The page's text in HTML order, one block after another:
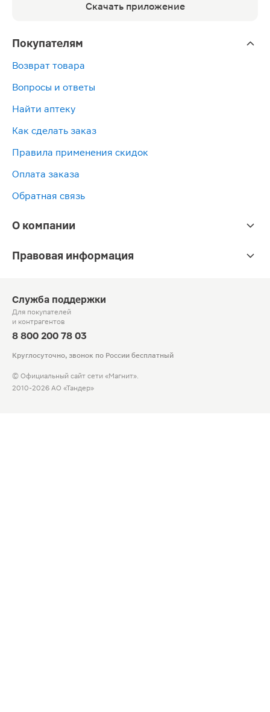
Скачать приложение
Покупателям
Возврат товара
Вопросы и ответы
Найти аптеку
Как сделать заказ
Правила применения скидок
Оплата заказа
Обратная связь
О компании
Правовая информация
Служба поддержки
Для покупателей
и контрагентов
8 800 200 78 03
Круглосуточно, звонок по России бесплатный
© Официальный сайт сети «Магнит».
2010-2026 АО «Тандер»